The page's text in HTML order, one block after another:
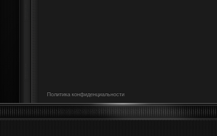
Политика конфиденциальности